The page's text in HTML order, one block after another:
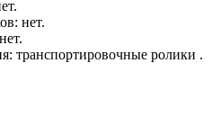
нет.
транспортировочные ролики .